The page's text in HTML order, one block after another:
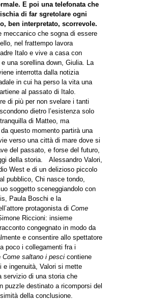
E poi una telefonata che
di far sgretolare ogni
ben interpretato, scorrevole.
meccanico che sogna di essere
nel frattempo lavora
Italo e vive a casa con
una sorellina down, Giulia. La
interrotta dalla notizia
in cui ha perso la vita una
al passato di Italo.
di più per non svelare i tanti
dietro l’esistenza solo
di Matteo, ma
questo momento partirà una
verso una città di mare dove si
del passato, e forse del futuro,
della storia. Alessandro Valori,
West e di un delizioso piccolo
pubblico, Chi nasce tondo,
soggetto sceneggiandolo con
Paula Boschi e la
protagonista di Come
Riccioni: insieme
congegnato in modo da
e consentire allo spettatore
poco i collegamenti fra i
Come saltano i pesci contiene
e ingenuità, Valori si mette
servizio di una storia che
puzzle destinato a ricomporsi del
della conclusione.